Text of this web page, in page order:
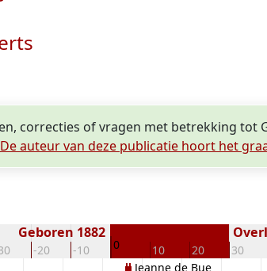
correcties of vragen met betrekking tot
De auteur van deze publicatie hoort het
-20 -10 0 10 20 30
Geboren 1882
Jeanne de Bue